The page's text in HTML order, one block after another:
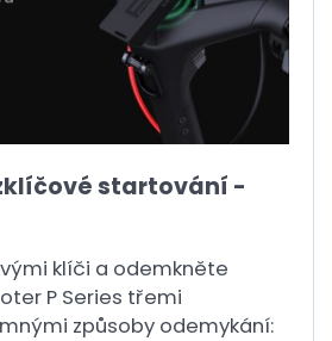
startování -
klíči a odemkněte
P Series třemi
způsoby odemykání: